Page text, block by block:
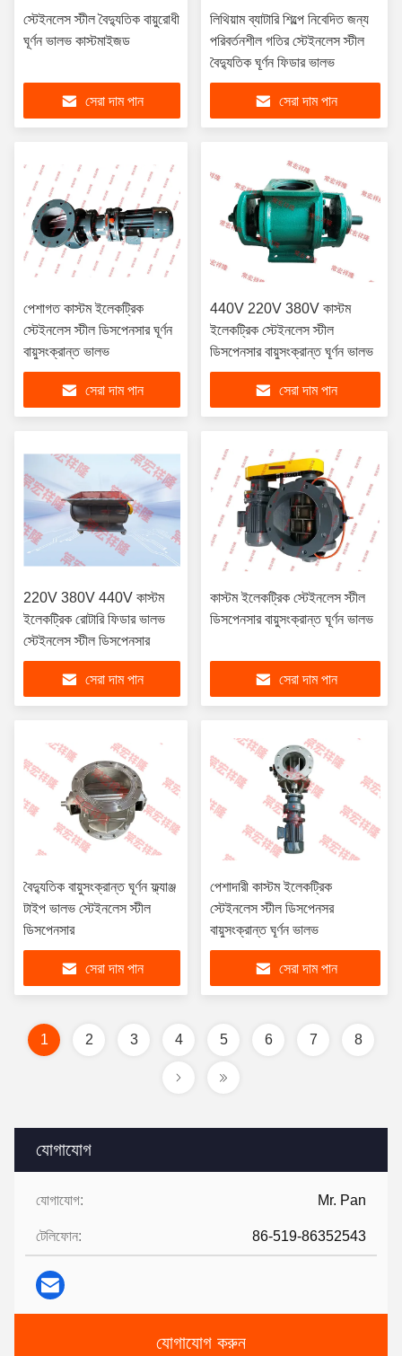
যোগাযোগ
যোগাযোগ: Mr. Pan
টেলিফোন: 86-519-86352543
যোগাযোগ করুন
স্টেইনলেস স্টীল বৈদ্যুতিক বায়ুরোধী
ঘূর্ণন ভালভ কাস্টমাইজড
সেরা দাম পান
লিথিয়াম ব্যাটারি শিল্পে নিবেদিত জন্য
পরিবর্তনশীল গতির স্টেইনলেস স্টীল
বৈদ্যুতিক ঘূর্ণন ফিডার ভালভ
সেরা দাম পান
পেশাগত কাস্টম ইলেকট্রিক
স্টেইনলেস স্টীল ডিসপেনসার ঘূর্ণন
বায়ুসংক্রান্ত ভালভ
সেরা দাম পান
440V 220V 380V কাস্টম
ইলেকট্রিক স্টেইনলেস স্টীল
ডিসপেনসার বায়ুসংক্রান্ত ঘূর্ণন ভালভ
সেরা দাম পান
220V 380V 440V কাস্টম
ইলেকট্রিক রোটারি ফিডার ভালভ
স্টেইনলেস স্টীল ডিসপেনসার
সেরা দাম পান
কাস্টম ইলেকট্রিক স্টেইনলেস স্টীল
ডিসপেনসার বায়ুসংক্রান্ত ঘূর্ণন ভালভ
সেরা দাম পান
বৈদ্যুতিক বায়ুসংক্রান্ত ঘূর্ণন ফ্ল্যাঞ্জ
টাইপ ভালভ স্টেইনলেস স্টীল
ডিসপেনসার
সেরা দাম পান
পেশাদারী কাস্টম ইলেকট্রিক
স্টেইনলেস স্টীল ডিসপেনসর
বায়ুসংক্রান্ত ঘূর্ণন ভালভ
সেরা দাম পান
1 2 3 4 5 6 7 8